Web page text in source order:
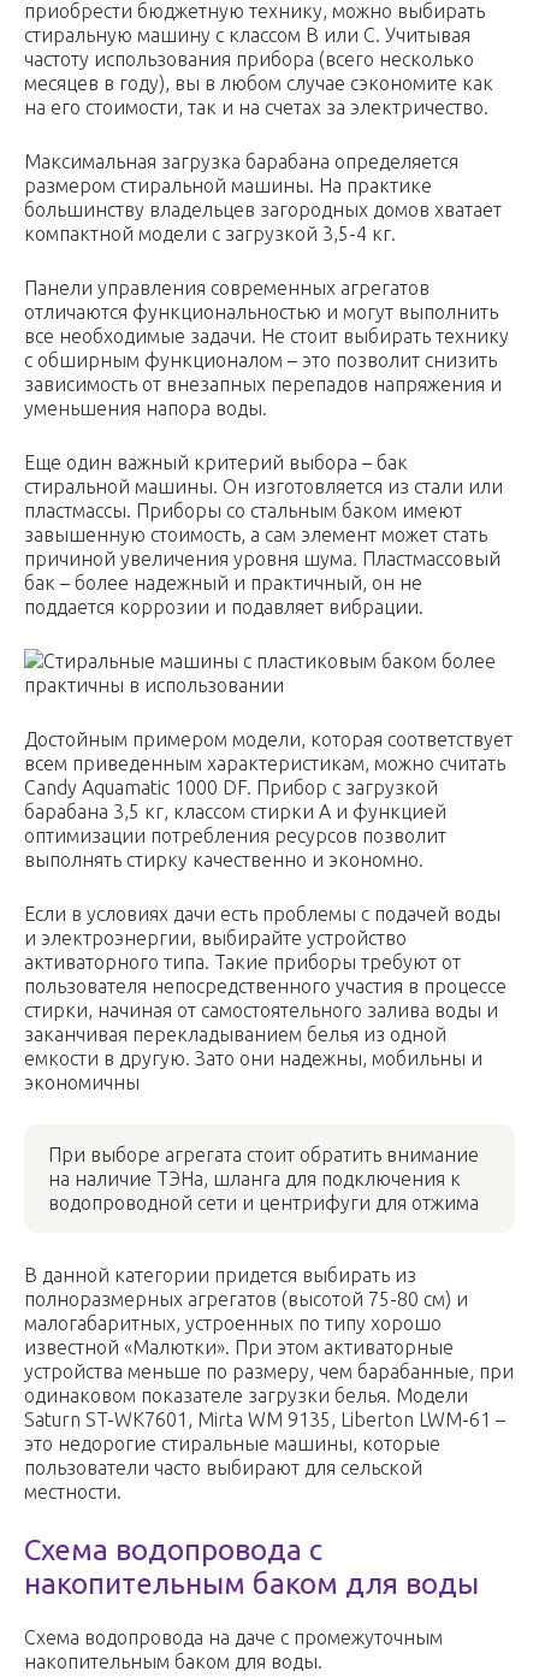
приобрести бюджетную технику, можно выбирать
стиральную машину с классом В или С. Учитывая
частоту использования прибора (всего несколько
месяцев в году), вы в любом случае сэкономите как
на его стоимости, так и на счетах за электричество.
Максимальная загрузка барабана определяется
размером стиральной машины. На практике
большинству владельцев загородных домов хватает
компактной модели с загрузкой 3,5-4 кг.
Панели управления современных агрегатов
отличаются функциональностью и могут выполнить
все необходимые задачи. Не стоит выбирать технику
с обширным функционалом – это позволит снизить
зависимость от внезапных перепадов напряжения и
уменьшения напора воды.
Еще один важный критерий выбора – бак
стиральной машины. Он изготовляется из стали или
пластмассы. Приборы со стальным баком имеют
завышенную стоимость, а сам элемент может стать
причиной увеличения уровня шума. Пластмассовый
бак – более надежный и практичный, он не
поддается коррозии и подавляет вибрации.
Стиральные машины с пластиковым баком более
практичны в использовании
Достойным примером модели, которая соответствует
всем приведенным характеристикам, можно считать
Candy Aquamatic 1000 DF. Прибор с загрузкой
барабана 3,5 кг, классом стирки А и функцией
оптимизации потребления ресурсов позволит
выполнять стирку качественно и экономно.
Если в условиях дачи есть проблемы с подачей воды
и электроэнергии, выбирайте устройство
активаторного типа. Такие приборы требуют от
пользователя непосредственного участия в процессе
стирки, начиная от самостоятельного залива воды и
заканчивая перекладыванием белья из одной
емкости в другую. Зато они надежны, мобильны и
экономичны
При выборе агрегата стоит обратить внимание
на наличие ТЭНа, шланга для подключения к
водопроводной сети и центрифуги для отжима
В данной категории придется выбирать из
полноразмерных агрегатов (высотой 75-80 см) и
малогабаритных, устроенных по типу хорошо
известной «Малютки». При этом активаторные
устройства меньше по размеру, чем барабанные, при
одинаковом показателе загрузки белья. Модели
Saturn ST-WK7601, Mirta WM 9135, Liberton LWM-61 –
это недорогие стиральные машины, которые
пользователи часто выбирают для сельской
местности.
Схема водопровода с
накопительным баком для воды
Схема водопровода на даче с промежуточным
накопительным баком для воды.